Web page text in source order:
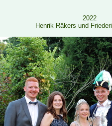
2022
Henrik Räkers und